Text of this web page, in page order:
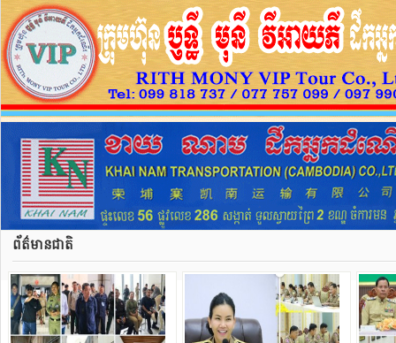
ព័ត៌មានជាតិ